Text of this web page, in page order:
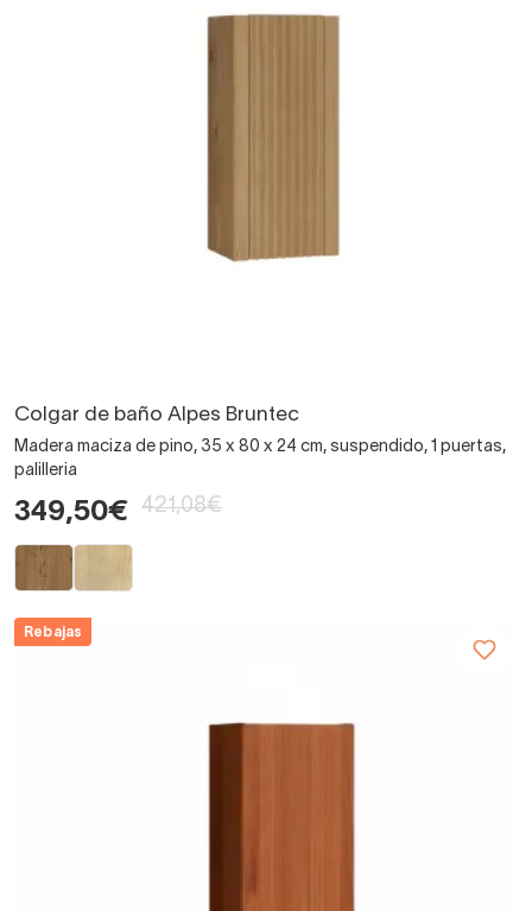
Colgar de baño Alpes Bruntec
Madera maciza de pino, 35 x 80 x 24 cm, suspendido, 1 puertas,
palilleria
349,50€ 421,08€
Rebajas